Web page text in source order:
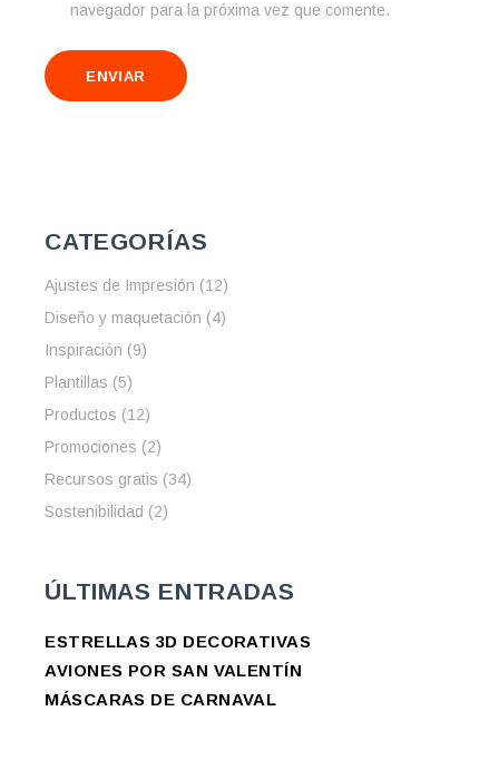
navegador para la próxima vez que comente.
ENVIAR
CATEGORÍAS
Ajustes de Impresión (12)
Diseño y maquetación (4)
Inspiración (9)
Plantillas (5)
Productos (12)
Promociones (2)
Recursos gratis (34)
Sostenibilidad (2)
ÚLTIMAS ENTRADAS
ESTRELLAS 3D DECORATIVAS
AVIONES POR SAN VALENTÍN
MÁSCARAS DE CARNAVAL